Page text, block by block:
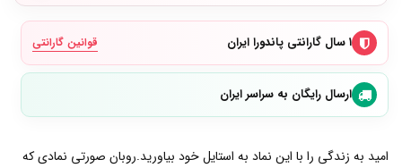
۱ سال گارانتی پاندورا ایران قوانین گارانتی
ارسال رایگان به سراسر ایران
امید به زندگی را با این نماد به استایل خود بیاورید.روبان صورتی نمادی که